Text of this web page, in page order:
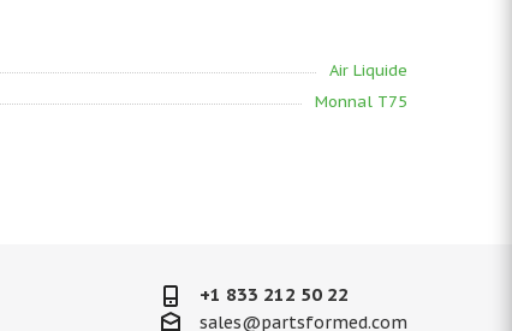
Air Liquide
Monnal T75
+1 833 212 50 22
sales@partsformed.com